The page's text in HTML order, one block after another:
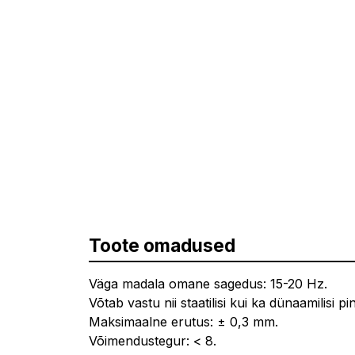
Toote omadused
Väga madala omane sagedus: 15-20 Hz.
Võtab vastu nii staatilisi kui ka dünaamilisi
Maksimaalne erutus: ± 0,3 mm.
Võimendustegur: < 8.